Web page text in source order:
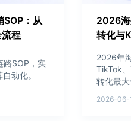
：从
程
路SOP，实
动化。
2026海
转化与
2026年
TikTok
转化最大
2026-06-